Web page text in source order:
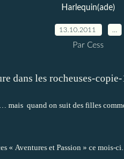
Harlequin(ade)
13.10.2011
Par Cess
mais quand on suit des filles
« Aventures et Passion » ce mois-ci.